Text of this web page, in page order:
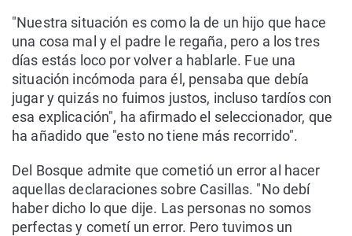
"Nuestra situación es como la de un hijo que hace
una cosa mal y el padre le regaña, pero a los tres
días estás loco por volver a hablarle. Fue una
situación incómoda para él, pensaba que debía
jugar y quizás no fuimos justos, incluso tardíos con
esa explicación", ha afirmado el seleccionador, que
ha añadido que "esto no tiene más recorrido".
Del Bosque admite que cometió un error al hacer
aquellas declaraciones sobre Casillas. "No debí
haber dicho lo que dije. Las personas no somos
perfectas y cometí un error. Pero tuvimos un